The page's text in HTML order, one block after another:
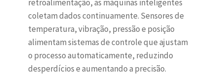
retroalimentação, as máquinas inteligentes
coletam dados continuamente. Sensores de
temperatura, vibração, pressão e posição
alimentam sistemas de controle que ajustam
o processo automaticamente, reduzindo
desperdícios e aumentando a precisão.